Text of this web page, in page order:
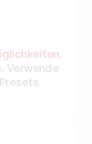
Verwende